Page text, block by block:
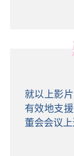
就以上影
有效地支
董会会议上